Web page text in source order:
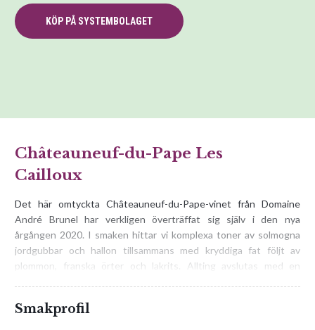
KÖP PÅ SYSTEMBOLAGET
Châteauneuf-du-Pape Les
Cailloux
Det här omtyckta Châteauneuf-du-Pape-vinet från Domaine
André Brunel har verkligen överträffat sig själv i den nya
årgången 2020. I smaken hittar vi komplexa toner av solmogna
jordgubbar och hallon tillsammans med kryddiga fat följt av
plommon, franska örter och lakrits. Allting avslutas med en
rådjur, hjort och oxe. Vinet är färdigt att drickas nu men har
Smakprofil